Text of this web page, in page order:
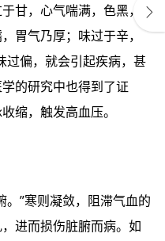
甘，心气喘满，色黑，
胃气乃厚；味过于辛，
过偏，就会引起疾病，甚
的研究中也得到了证
缩，触发高血压。
。”寒则凝敛，阻滞气血的
进而损伤脏腑而病。如